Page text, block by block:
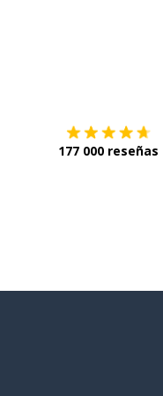
177 000 reseñas